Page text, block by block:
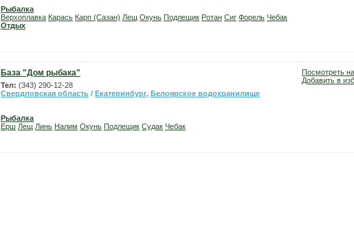
Рыбалка
Верхоплавка Карась Карп (Сазан) Лещ Окунь Подлещик Ротан Сиг Форель Чебак
Отдых
База "Дом рыбака"
Тел: (343) 290-12-28
Свердловская область / Екатеринбург, Белоярское водохранилище
Рыбалка
Ерш Лещ Линь Налим Окунь Подлещик Судак Чебак
Посмотреть
Добавить в